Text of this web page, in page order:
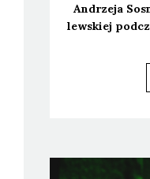
Andrze­ja
lew­skiej